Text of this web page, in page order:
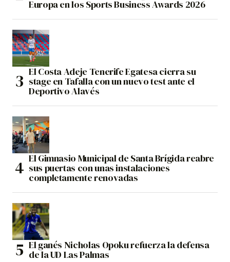
Europa en los Sports Business Awards 2026
El Costa Adeje Tenerife Egatesa cierra su
stage en Tafalla con un nuevo test ante el
Deportivo Alavés
El Gimnasio Municipal de Santa Brígida reabre
sus puertas con unas instalaciones
completamente renovadas
El ganés Nicholas Opoku refuerza la defensa
de la UD Las Palmas